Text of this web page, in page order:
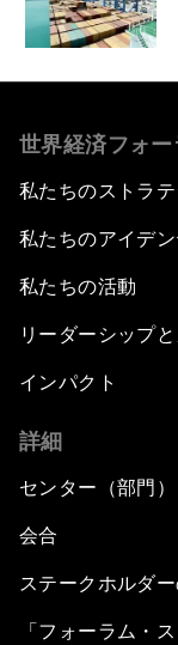
世界経済フォ
私たちのストラ
私たちのアイデ
私たちの活動
リーダーシップ
インパクト
詳細
センター（部門）
会合
ステークホルダ
「フォーラム・